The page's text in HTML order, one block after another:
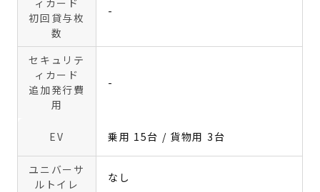
ィカード
初回貸与枚
数
-
セキュリテ
ィカード
追加発行費
用
-
EV 乗用 15台 / 貨物用 3台
ユニバーサ
ルトイレ
なし